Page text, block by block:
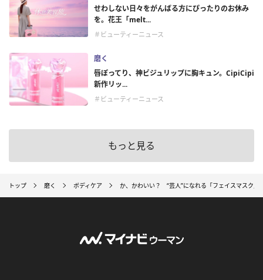
せわしない日々をがんばる方にぴったりのお休み
を。花王「melt...
＃ビューティーニュース
磨く
唇ぽってり、神ビジュリップに胸キュン。CipiCipi
新作リッ...
＃ビューティーニュース
もっと見る
トップ 磨く ボディケア か、かわいい？ “芸人”になれる「フェイスマスク」